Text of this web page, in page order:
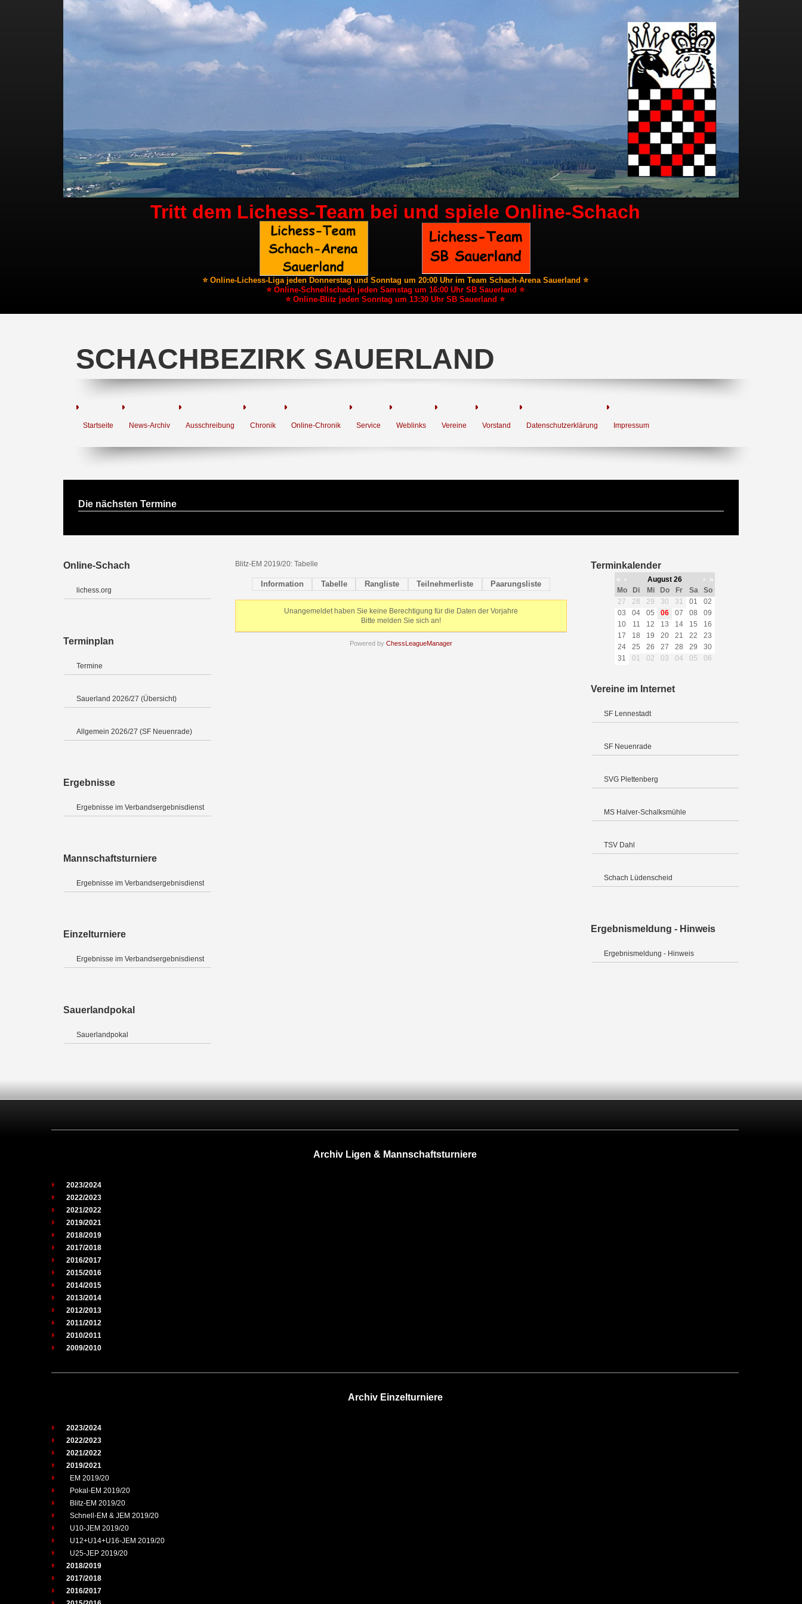
Tritt dem Lichess-Team bei und spiele Online-Schach
⭐ Online-Lichess-Liga jeden Donnerstag und Sonntag um 20:00 Uhr im Team Schach-Arena Sauerland ⭐
⭐ Online-Schnellschach jeden Samstag um 16:00 Uhr SB Sauerland ⭐
⭐ Online-Blitz jeden Sonntag um 13:30 Uhr SB Sauerland ⭐
SCHACHBEZIRK SAUERLAND
Startseite News-Archiv Ausschreibung Chronik Online-Chronik Service Weblinks Vereine Vorstand Datenschutzerklärung Impressum
Die nächsten Termine
Online-Schach
lichess.org
Terminplan
Termine
Sauerland 2026/27 (Übersicht)
Allgemein 2026/27 (SF Neuenrade)
Ergebnisse
Ergebnisse im Verbandsergebnisdienst
Mannschaftsturniere
Ergebnisse im Verbandsergebnisdienst
Einzelturniere
Ergebnisse im Verbandsergebnisdienst
Sauerlandpokal
Sauerlandpokal
Blitz-EM 2019/20: Tabelle
Information Tabelle Rangliste Teilnehmerliste Paarungsliste
Unangemeldet haben Sie keine Berechtigung für die Daten der Vorjahre
Bitte melden Sie sich an!
Powered by ChessLeagueManager
Terminkalender
« ‹ August 26 ›
»
Mo
Di Mi Do Fr Sa
So
27
28 29 30 31 01
02
03
04 05 06 07 08
09
10
11 12 13 14 15
16
17
18 19 20 21 22
23
24
25 26 27 28 29
30
31
01 02 03 04 05 06
Vereine im Internet
SF Lennestadt
SF Neuenrade
SVG Plettenberg
MS Halver-Schalksmühle
TSV Dahl
Schach Lüdenscheid
Ergebnismeldung - Hinweis
Ergebnismeldung - Hinweis
Archiv Ligen & Mannschaftsturniere
2023/2024
2022/2023
2021/2022
2019/2021
2018/2019
2017/2018
2016/2017
2015/2016
2014/2015
2013/2014
2012/2013
2011/2012
2010/2011
2009/2010
Archiv Einzelturniere
2023/2024
2022/2023
2021/2022
2019/2021
EM 2019/20
Pokal-EM 2019/20
Blitz-EM 2019/20
Schnell-EM & JEM 2019/20
U10-JEM 2019/20
U12+U14+U16-JEM 2019/20
U25-JEP 2019/20
2018/2019
2017/2018
2016/2017